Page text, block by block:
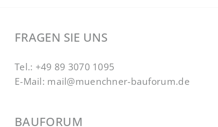
FRAGEN SIE UNS
Tel.: +49 89 3070 1095
E-Mail: mail@muenchner-bauforum.de
BAUFORUM